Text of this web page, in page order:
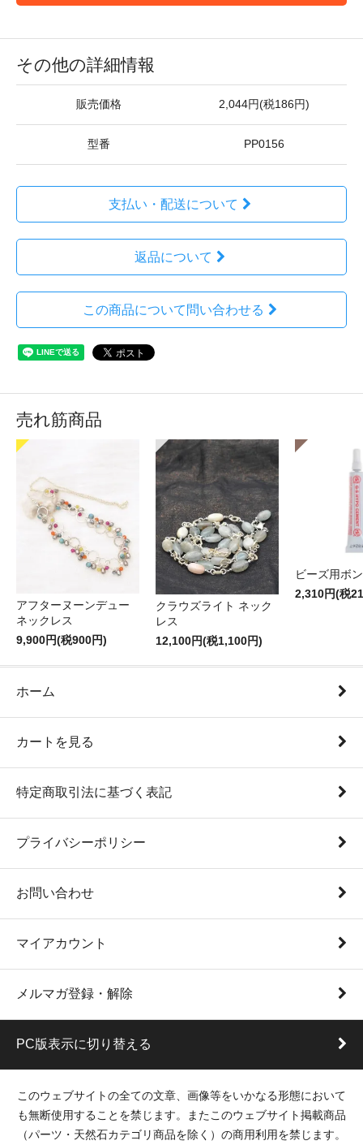
その他の詳細情報
販売価格 2,044円(税186円)
型番 PP0156
支払い・配送について
返品について
この商品について問い合わせる
売れ筋商品
アフターヌーンデュー
ネックレス
9,900円(税900円)
クラウズライト ネック
レス
12,100円(税1,100円)
ビーズ用ボ
2,310円(税
ホーム
カートを見る
特定商取引法に基づく表記
プライバシーポリシー
お問い合わせ
マイアカウント
メルマガ登録・解除
PC版表示に切り替える
このウェブサイトの全ての文章、画像等をいかなる形態において
も無断使用することを禁じます。またこのウェブサイト掲載商品
（パーツ・天然石カテゴリ商品を除く）の商用利用を禁じます。